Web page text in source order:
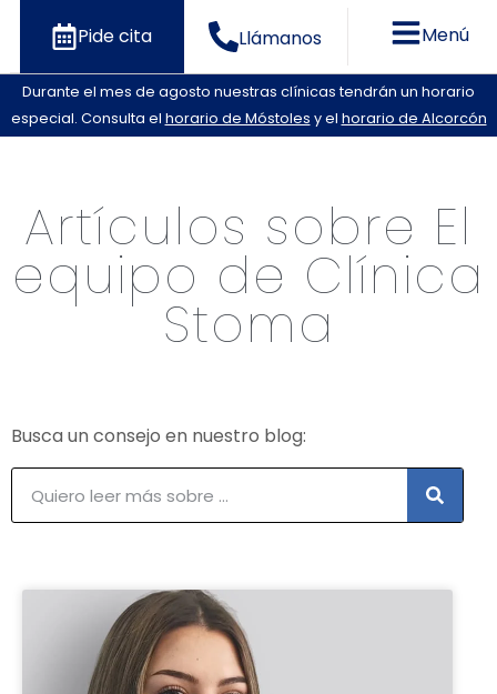
Llámanos
Pide cita Menú
Durante el mes de agosto nuestras clínicas tendrán un horario
especial. Consulta el horario de Móstoles y el horario de Alcorcón
Artículos sobre El
equipo de Clínica
Stoma
Busca un consejo en nuestro blog: